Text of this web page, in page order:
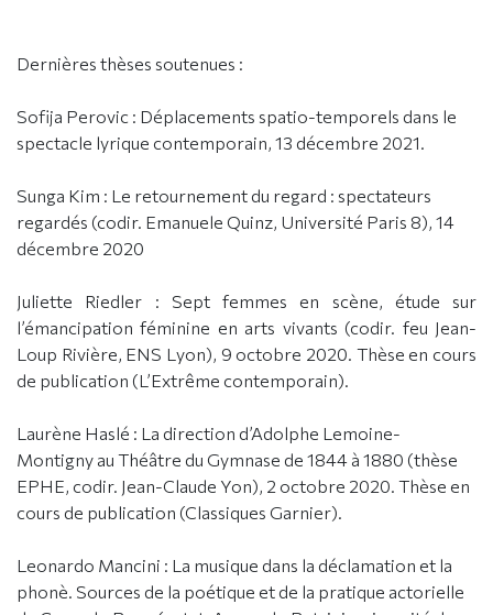
Dernières thèses soutenues :
Sofija Perovic : Déplacements spatio-temporels dans le
spectacle lyrique contemporain, 13 décembre 2021.
Sunga Kim : Le retournement du regard : spectateurs
regardés (codir. Emanuele Quinz, Université Paris 8), 14
décembre 2020
Juliette Riedler : Sept femmes en scène, étude sur
l’émancipation féminine en arts vivants (codir. feu Jean-
Loup Rivière, ENS Lyon), 9 octobre 2020. Thèse en cours
de publication (L’Extrême contemporain).
Laurène Haslé : La direction d’Adolphe Lemoine-
Montigny au Théâtre du Gymnase de 1844 à 1880 (thèse
EPHE, codir. Jean-Claude Yon), 2 octobre 2020. Thèse en
cours de publication (Classiques Garnier).
Leonardo Mancini : La musique dans la déclamation et la
phonè. Sources de la poétique et de la pratique actorielle